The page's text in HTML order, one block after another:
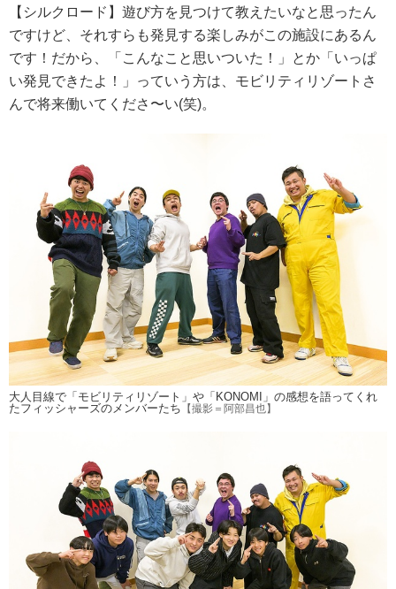
【シルクロード】遊び方を見つけて教えたいなと思ったん
ですけど、それすらも発見する楽しみがこの施設にあるん
です！だから、「こんなこと思いついた！」とか「いっぱ
い発見できたよ！」っていう方は、モビリティリゾートさ
んで将来働いてくださ〜い(笑)。
大人目線で「モビリティリゾート」や「KONOMI」の感想を語ってくれ
たフィッシャーズのメンバーたち 【撮影＝阿部昌也】